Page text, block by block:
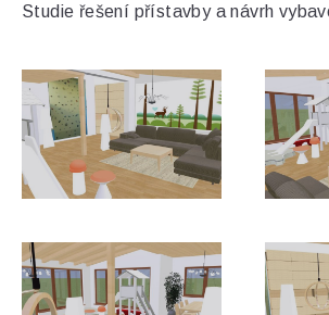
Studie řešení přístavby a návrh